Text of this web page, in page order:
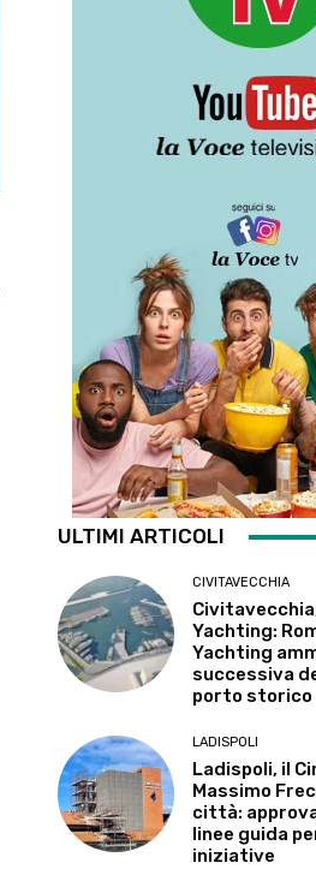
ULTIMI ARTICOLI
CIVITAVECCHIA
Yachting:
Yachting
successiva
porto storico
LADISPOLI
Ladispoli, il
Massimo
città:
linee guida
iniziative